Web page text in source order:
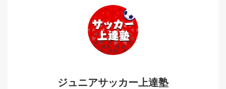
ジュニアサッカー上達塾